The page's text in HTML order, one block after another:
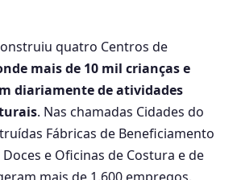
quatro Centros de
mais de 10 mil crianças e
diariamente de atividades
. Nas chamadas Cidades do
Fábricas de Beneficiamento
e Oficinas de Costura e de
mais de 1.600 empregos.